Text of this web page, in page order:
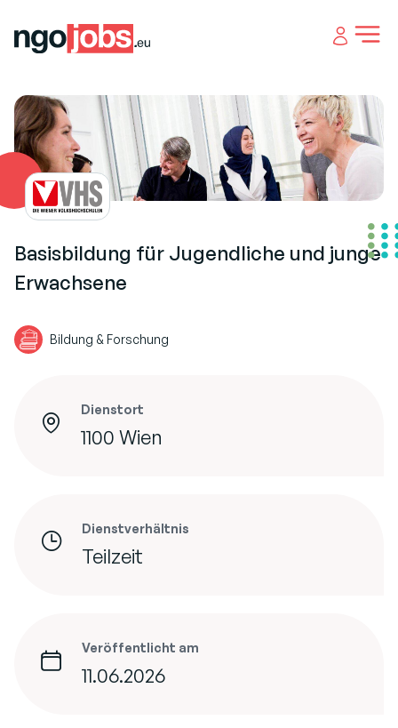
Open
Basisbildung für Jugendliche und junge
Erwachsene
Bildung & Forschung
Dienstort
1100 Wien
Dienstverhältnis
Teilzeit
Veröffentlicht am
11.06.2026